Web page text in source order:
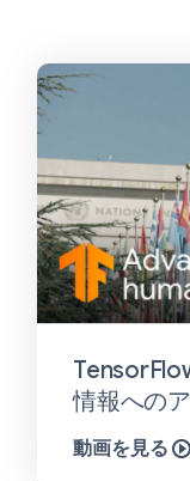
情報への
動画を見る